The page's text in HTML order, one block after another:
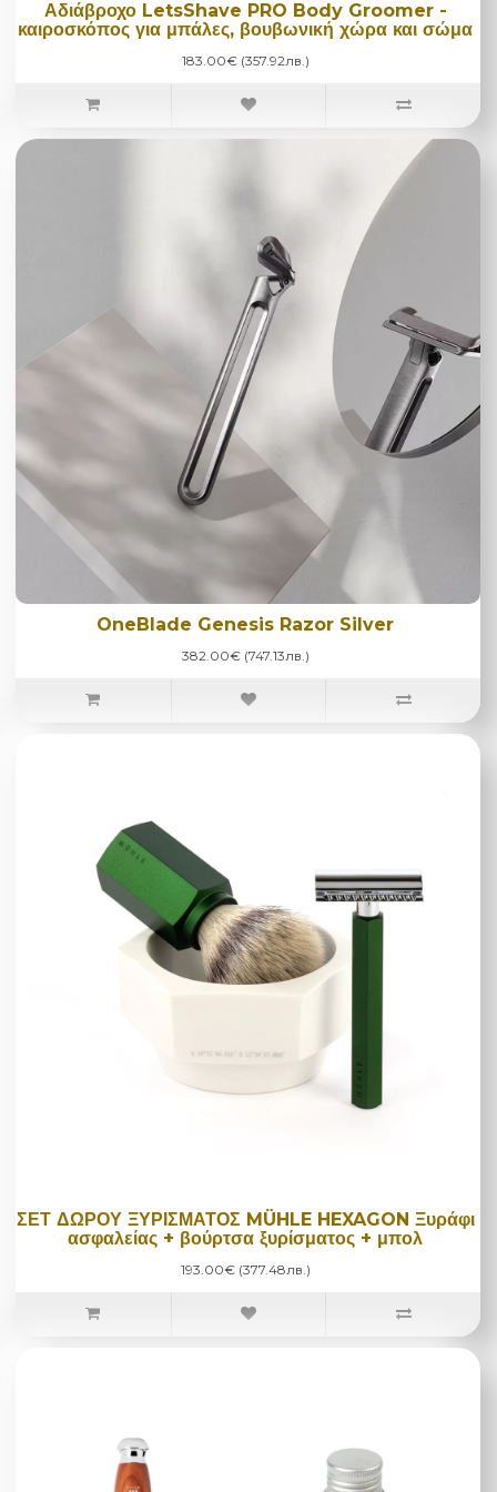
Αδιάβροχο LetsShave PRO Body Groomer -
καιροσκόπος για μπάλες, βουβωνική χώρα και σώμα
183.00€ (357.92лв.)
OneBlade Genesis Razor Silver
382.00€ (747.13лв.)
ΣΕΤ ΔΩΡΟΥ ΞΥΡΙΣΜΑΤΟΣ MÜHLE HEXAGON Ξυράφι
ασφαλείας + βούρτσα ξυρίσματος + μπολ
193.00€ (377.48лв.)